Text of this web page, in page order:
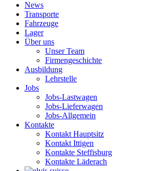
News
Transporte
Fahrzeuge
Lager
Über uns
Unser Team
Firmengeschichte
Ausbildung
Lehrstelle
Jobs
Jobs-Lastwagen
Jobs-Lieferwagen
Jobs-Allgemein
Kontakte
Kontakt Hauptsitz
Kontakt Ittigen
Kontakte Steffisburg
Kontakte Läderach